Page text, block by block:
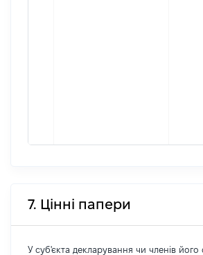
7. Цінні папери
У суб'єкта декларування чи членів його